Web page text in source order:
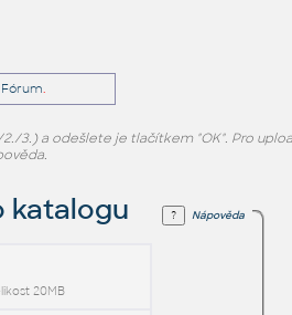
3.) a odešlete je tlačítkem "OK". Pro
katalogu Nápověda
20MB